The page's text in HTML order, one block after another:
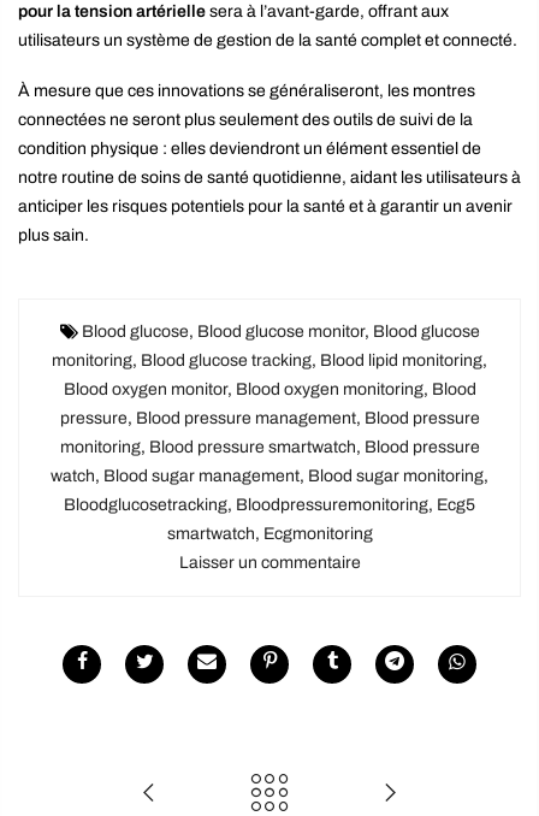
pour la tension artérielle sera à l’avant-garde, offrant aux
utilisateurs un système de gestion de la santé complet et connecté.
À mesure que ces innovations se généraliseront, les montres
connectées ne seront plus seulement des outils de suivi de la
condition physique : elles deviendront un élément essentiel de
notre routine de soins de santé quotidienne, aidant les utilisateurs à
anticiper les risques potentiels pour la santé et à garantir un avenir
plus sain.
Blood glucose, Blood glucose monitor, Blood glucose
monitoring, Blood glucose tracking, Blood lipid monitoring,
Blood oxygen monitor, Blood oxygen monitoring, Blood
pressure, Blood pressure management, Blood pressure
monitoring, Blood pressure smartwatch, Blood pressure
watch, Blood sugar management, Blood sugar monitoring,
Bloodglucosetracking, Bloodpressuremonitoring, Ecg5
smartwatch, Ecgmonitoring
Laisser un commentaire